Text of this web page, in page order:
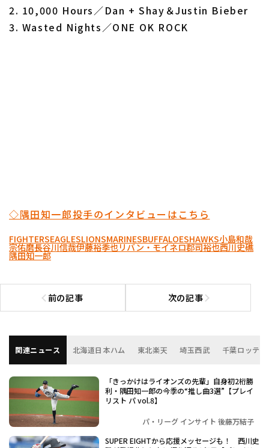
2. 10,000 Hours／Dan + Shay＆Justin Bieber
3. Wasted Nights／ONE OK ROCK
◇隅田知一郎投手のインタビューはこちら
FIGHTERSEAGLESLIONSMARINESBUFFALOESHAWKS小島和哉
宗佑磨長谷川信哉伊藤裕季也リバン・モイネロ郡司裕也西川史礁
隅田知一郎
前の記事
前の記事へ 次の記事次の記事へ
関連ニュース 北海道日本ハム 東北楽天 埼玉西武 千葉ロッテ
「きっかけはライオンズの先輩」自身初2桁勝
利・隅田知一郎の今季の“推し曲3選”【プレイ
リスト パ vol.8】
パ・リーグ インサイト 後藤万結子
SUPER EIGHTから応援メッセージも！ 西川史